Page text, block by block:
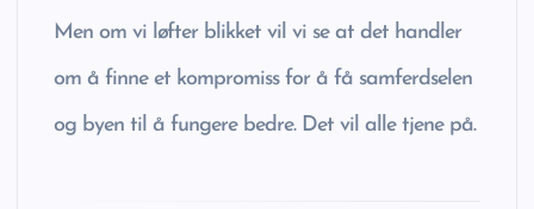
Men om vi løfter blikket vil vi se at det handler
om å finne et kompromiss for å få samferdselen
og byen til å fungere bedre. Det vil alle tjene på.